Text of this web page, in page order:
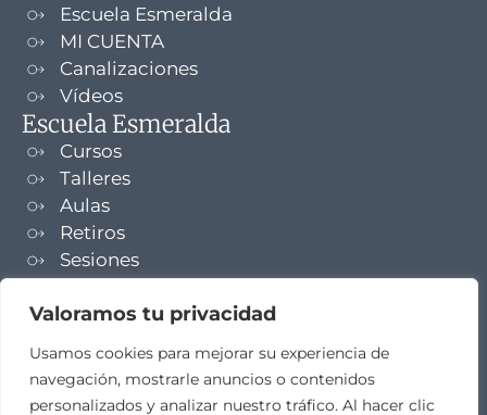
Valoramos tu privacidad
Usamos cookies para mejorar su experiencia de
navegación, mostrarle anuncios o contenidos
personalizados y analizar nuestro tráfico. Al hacer clic
Escuela Esmeralda
MI CUENTA
Canalizaciones
Vídeos
Escuela Esmeralda
Cursos
Talleres
Aulas
Retiros
Sesiones
NEWSLETTER
TELEGRAM